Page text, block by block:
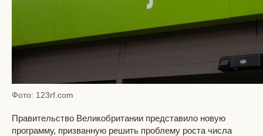
Фото: 123rf.com
Правительство Великобритании представило новую
программу, призванную решить проблему роста числа